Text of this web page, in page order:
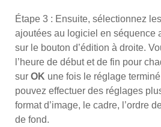
Étape 3 : Ensuite, sélectionnez
ajoutées au logiciel en séquence
sur le bouton d’édition à droite.
l’heure de début et de fin pour
sur OK une fois le réglage
pouvez effectuer des réglages
format d’image, le cadre, l’ordre
de fond.